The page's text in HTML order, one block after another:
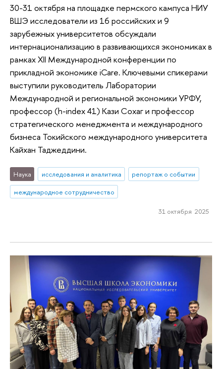
30-31 октября на площадке пермского кампуса НИУ
ВШЭ исследователи из 16 российских и 9
зарубежных университетов обсуждали
интернационализацию в развивающихся экономиках в
рамках XII Международной конференции по
прикладной экономике iCare. Ключевыми спикерами
выступили руководитель Лаборатории
Международной и региональной экономики УРФУ,
профессор (h-index 41) Кази Сохаг и профессор
стратегического менеджмента и международного
бизнеса Токийского международного университета
Кайхан Таджеддини.
Наука исследования и аналитика
репортаж о событии
международное сотрудничество
31 октября 2025